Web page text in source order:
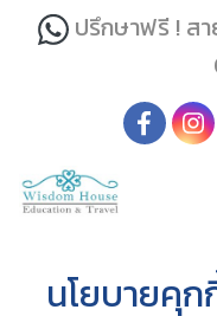
ปรึกษาฟรี ! ส
นโยบายคุก